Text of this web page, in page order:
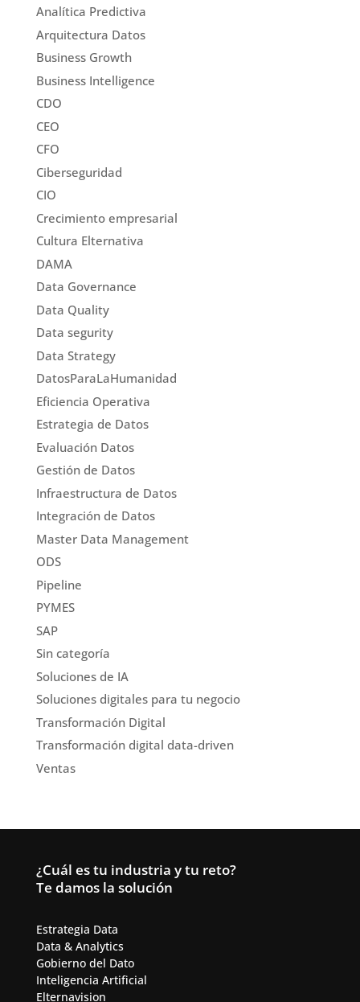
Analítica Predictiva
Arquitectura Datos
Business Growth
Business Intelligence
CDO
CEO
CFO
Ciberseguridad
CIO
Crecimiento empresarial
Cultura Elternativa
DAMA
Data Governance
Data Quality
Data segurity
Data Strategy
DatosParaLaHumanidad
Eficiencia Operativa
Estrategia de Datos
Evaluación Datos
Gestión de Datos
Infraestructura de Datos
Integración de Datos
Master Data Management
ODS
Pipeline
PYMES
SAP
Sin categoría
Soluciones de IA
Soluciones digitales para tu negocio
Transformación Digital
Transformación digital data-driven
Ventas
¿Cuál es tu industria y tu reto?
Te damos la solución
Estrategia Data
Data & Analytics​
Gobierno del Dato
Inteligencia Artificial​
Elternavision